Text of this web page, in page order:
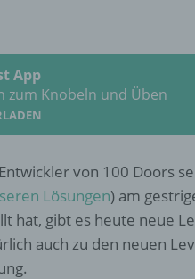
App
zum Knobeln und Üben
von 100 Doors
Lösungen) am
hat, gibt es heute neue
auch zu den neuen